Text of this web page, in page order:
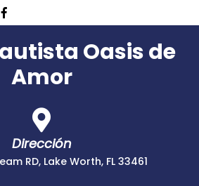
Oasis de
Amor
Dirección
RD, Lake Worth, FL 33461